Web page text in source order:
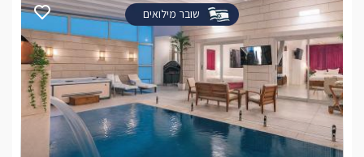
שובר מילואים